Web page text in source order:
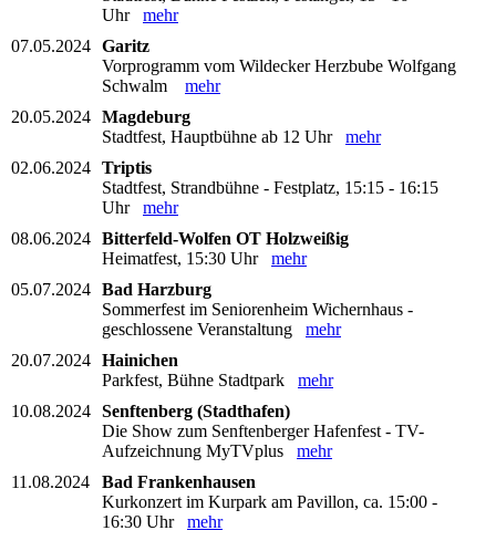
Uhr mehr
07.05.2024 Garitz
Vorprogramm vom Wildecker Herzbube Wolfgang
Schwalm mehr
20.05.2024 Magdeburg
Stadtfest, Hauptbühne ab 12 Uhr mehr
02.06.2024 Triptis
Stadtfest, Strandbühne - Festplatz, 15:15 - 16:15
Uhr mehr
08.06.2024 Bitterfeld-Wolfen OT Holzweißig
Heimatfest, 15:30 Uhr mehr
05.07.2024 Bad Harzburg
Sommerfest im Seniorenheim Wichernhaus -
geschlossene Veranstaltung mehr
20.07.2024 Hainichen
Parkfest, Bühne Stadtpark mehr
10.08.2024 Senftenberg (Stadthafen)
Die Show zum Senftenberger Hafenfest - TV-
Aufzeichnung MyTVplus mehr
11.08.2024
Bad Frankenhausen
Kurkonzert im Kurpark am Pavillon, ca. 15:00 -
16:30 Uhr mehr